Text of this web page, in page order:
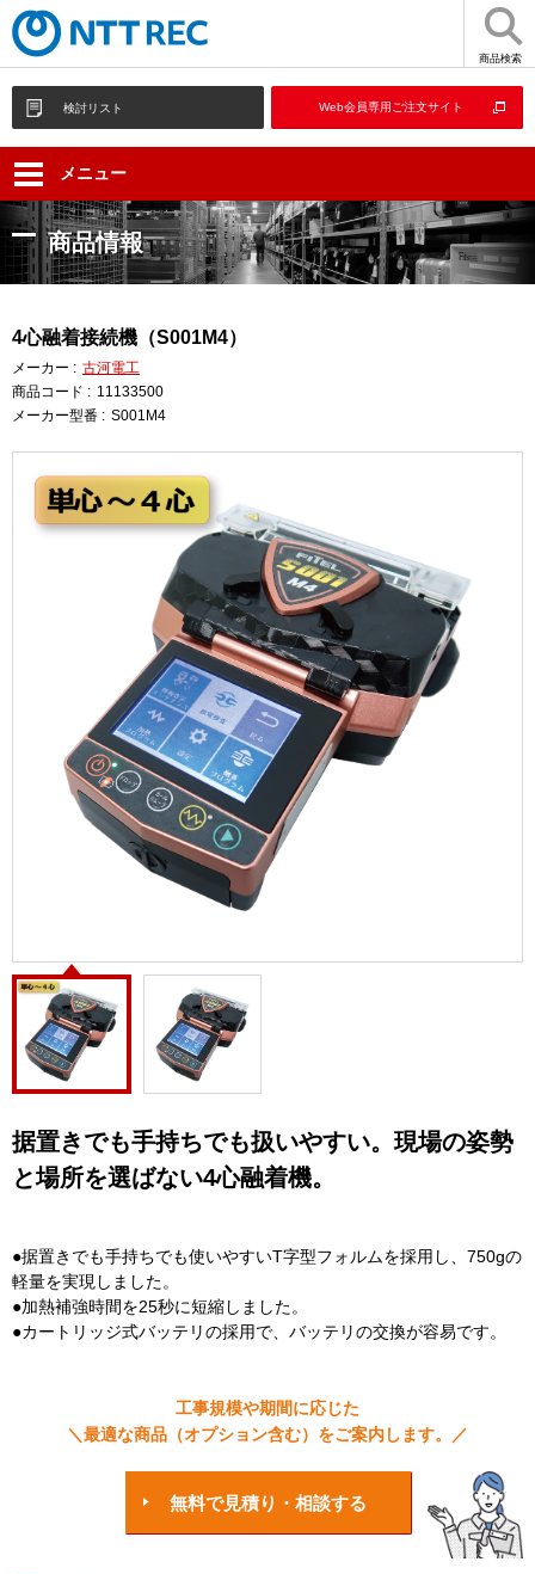
商品検索
検討リスト Web会員専用ご注文サイト
メニュー
商品情報
4心融着接続機（S001M4）
メーカー : 古河電工
商品コード : 11133500
メーカー型番 : S001M4
据置きでも手持ちでも扱いやすい。現場の姿勢
と場所を選ばない4心融着機。
●据置きでも手持ちでも使いやすいT字型フォルムを採用し、750gの
軽量を実現しました。
●加熱補強時間を25秒に短縮しました。
●カートリッジ式バッテリの採用で、バッテリの交換が容易です。
工事規模や期間に応じた
＼最適な商品（オプション含む）をご案内します。／
無料で見積り・相談する